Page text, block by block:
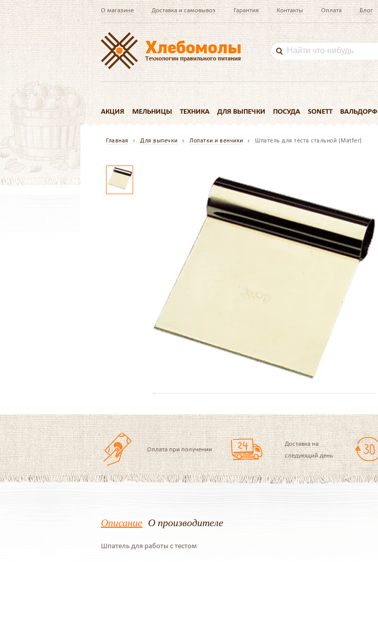
О магазине Доставка и самовывоз Гарантия Контакты Оплата Блог
АКЦИЯ МЕЛЬНИЦЫ ТЕХНИКА ДЛЯ ВЫПЕЧКИ ПОСУДА SONETT ВАЛЬДОРФ
Главная Для выпечки Лопатки и венчики Шпатель для теста стальной (Matfer)
Оплата при получении
Доставка на
следующий день
Описание О производителе
Шпатель для работы с тестом